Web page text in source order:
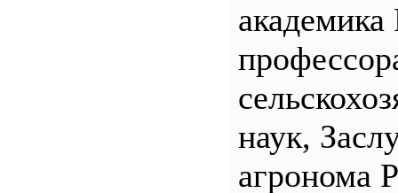
наук,
агронома